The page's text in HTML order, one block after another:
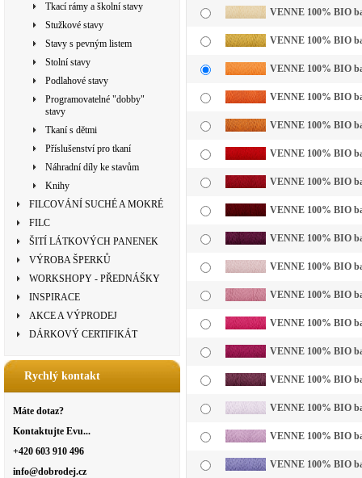
Tkací rámy a školní stavy
Stužkové stavy
Stavy s pevným listem
Stolní stavy
Podlahové stavy
Programovatelné "dobby"
stavy
Tkaní s dětmi
Příslušenství pro tkaní
Náhradní díly ke stavům
Knihy
FILCOVÁNÍ SUCHÉ A MOKRÉ
FILC
ŠITÍ LÁTKOVÝCH PANENEK
VÝROBA ŠPERKŮ
WORKSHOPY - PŘEDNÁŠKY
INSPIRACE
AKCE A VÝPRODEJ
DÁRKOVÝ CERTIFIKÁT
Rychlý kontakt
Máte dotaz?
Kontaktujte Evu...
+420 603 910 496
info@dobrodej.cz
VENNE 100% BIO
VENNE 100% BIO
VENNE 100% BIO
VENNE 100% BIO
VENNE 100% BIO
VENNE 100% BIO
VENNE 100% BIO
VENNE 100% BIO
VENNE 100% BIO
VENNE 100% BIO
VENNE 100% BIO
VENNE 100% BIO
VENNE 100% BIO
VENNE 100% BIO
VENNE 100% BIO
VENNE 100% BIO
VENNE 100% BIO